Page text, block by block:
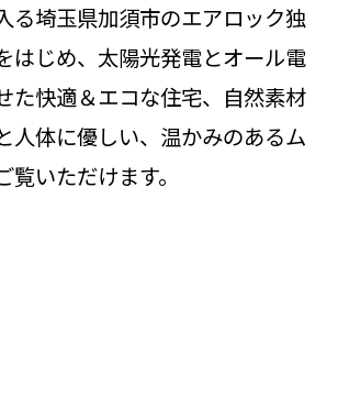
る埼玉県加須市のエアロック独
はじめ、太陽光発電とオール電
た快適＆エコな住宅、自然素材
人体に優しい、温かみのあるム
いただけます。